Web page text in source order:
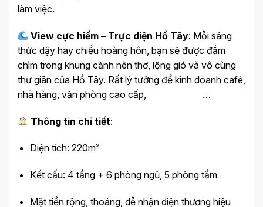
làm việc.
View cực hiếm – Trực diện Hồ Tây: Mỗi sáng
thức dậy hay chiều hoàng hôn, bạn sẽ được đắm
chìm trong khung cảnh nên thơ, lộng gió và vô cùng
thư giãn của Hồ Tây. Rất lý tưởng để kinh doanh café,
nhà hàng, văn phòng cao cấp, …
Thông tin chi tiết:
Diện tích: 220m²
Kết cấu: 4 tầng + 6 phòng ngủ, 5 phòng tắm
Mặt tiền rộng, thoáng, dễ nhận diện thương hiệu